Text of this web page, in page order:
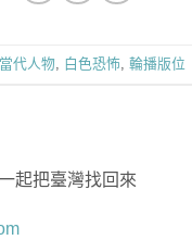
代人物 白色恐怖 輪播版位
起把臺灣找回來